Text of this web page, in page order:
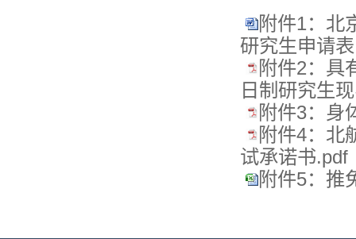
附件1：北
研究生申请
附件2：具
日制研究生
附件3：身
附件4：北
试承诺书.pdf
附件5：推